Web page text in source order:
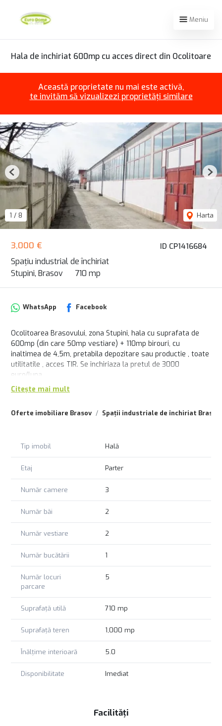
Meniu
Hala de inchiriat 600mp cu acces direct din Ocolitoare
Această proprietate nu mai este activă,
te invităm să vizualizezi proprietăți similare
ID CP1416684
3,000 €
Spațiu industrial de închiriat
Stupini, Brasov
710 mp
1 / 8 Harta
Previous
Oferte imobiliare Brasov Spații industriale de închiriat Brasov
WhatsApp Facebook
Ocolitoarea Brasovului, zona Stupini, hala cu suprafata de
600mp (din care 50mp vestiare) + 110mp birouri, cu
inaltimea de 4,5m, pretabila depozitare sau productie , toate
utilitatile , acces TIR. Se inchiriaza la pretul de 3000
euro/luna.
Citește mai mult
Tip imobil Hală
Etaj Parter
Număr camere 3
Număr băi 2
Număr vestiare 2
Număr bucătării 1
Număr locuri
parcare
5
Suprafață utilă 710 mp
Suprafață teren 1,000 mp
Înălțime interioară 5.0
Disponibilitate Imediat
Facilități